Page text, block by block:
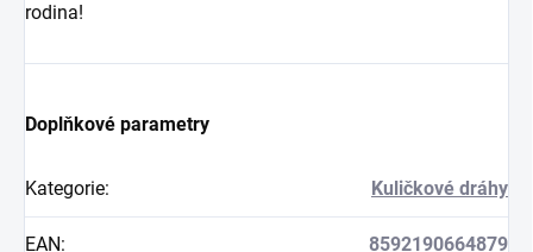
rodina!
Doplňkové parametry
Kategorie: Kuličkové dráhy
EAN: 8592190664879